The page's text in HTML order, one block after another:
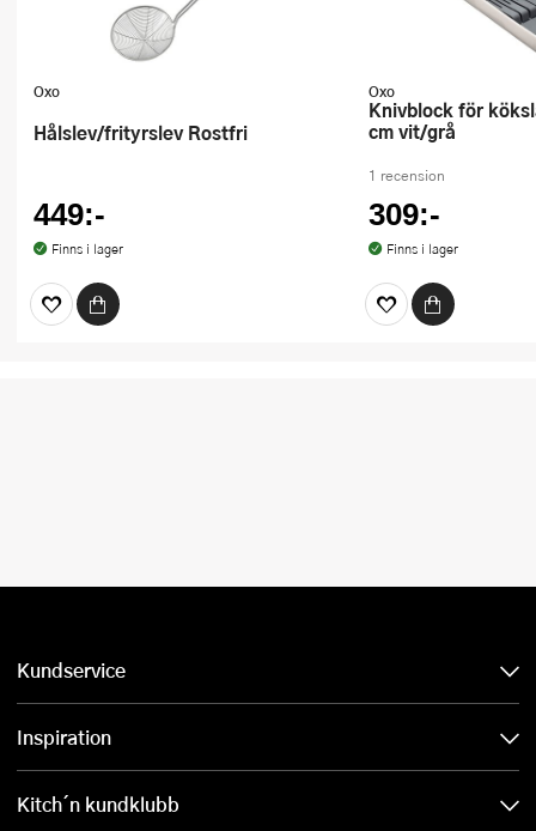
Oxo
Hålslev/frityrslev Rostfri
449:-
Finns i lager
Oxo
Knivblock för kökslåda 42x14x6
cm vit/grå
1 recension
309:-
Finns i lager
Kundservice
Inspiration
Kitch´n kundklubb